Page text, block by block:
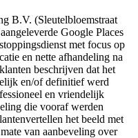
B.V. (Sleutelbloemstraat
Google Places
met focus op
en nette afhandeling na
beschrijven dat het
en/of definitief werd
en vriendelijk
die vooraf werden
het beeld met
van aanbeveling over